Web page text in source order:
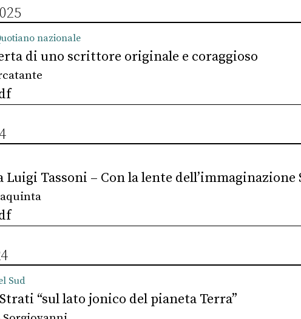
nazionale
di uno scrittore originale e coraggioso
Tassoni – Con la lente dell’immaginazione
Sud
“sul lato jonico del pianeta Terra”